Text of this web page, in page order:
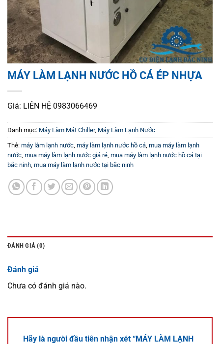
MÁY LÀM LẠNH NƯỚC HỒ CÁ ÉP NHỰA
Giá: LIÊN HỆ 0983066469
Danh mục: Máy Làm Mát Chiller, Máy Làm Lạnh Nước
Thẻ: máy làm lạnh nước, máy làm lạnh nước hồ cá, mua máy làm lạnh
nước, mua máy làm lạnh nước giá rẻ, mua máy làm lạnh nước hồ cá tại
bắc ninh, mua máy làm lạnh nước tại bắc ninh
ĐÁNH GIÁ (0)
Đánh giá
Chưa có đánh giá nào.
Hãy là người đầu tiên nhận xét “MÁY LÀM LẠNH